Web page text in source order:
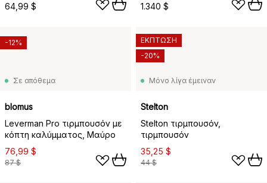
64,99 $
1.340 $
Σε απόθεμα
blomus
Leverman Pro τιρμπουσόν με
κόπτη καλύμματος, Μαύρο
76,99 $
87 $
-12%
Μόνο λίγα έμειναν
Stelton
Stelton τιρμπουσόν,
τιρμπουσόν
35,25 $
44 $
ΕΚΠΤΩΣΗ
-20%